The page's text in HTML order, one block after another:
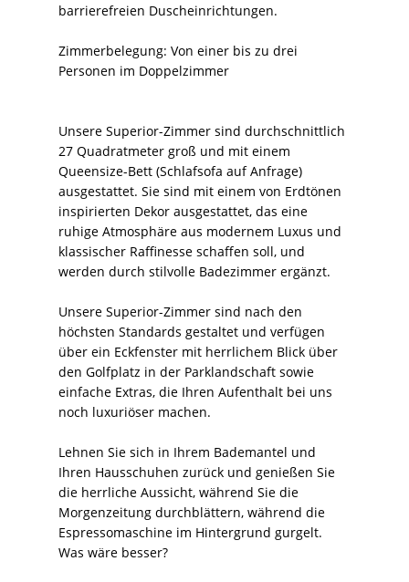
barrierefreien Duscheinrichtungen.
Zimmerbelegung: Von einer bis zu drei
Personen im Doppelzimmer
Unsere Superior-Zimmer sind durchschnittlich
27 Quadratmeter groß und mit einem
Queensize-Bett (Schlafsofa auf Anfrage)
ausgestattet. Sie sind mit einem von Erdtönen
inspirierten Dekor ausgestattet, das eine
ruhige Atmosphäre aus modernem Luxus und
klassischer Raffinesse schaffen soll, und
werden durch stilvolle Badezimmer ergänzt.
Unsere Superior-Zimmer sind nach den
höchsten Standards gestaltet und verfügen
über ein Eckfenster mit herrlichem Blick über
den Golfplatz in der Parklandschaft sowie
einfache Extras, die Ihren Aufenthalt bei uns
noch luxuriöser machen.
Lehnen Sie sich in Ihrem Bademantel und
Ihren Hausschuhen zurück und genießen Sie
die herrliche Aussicht, während Sie die
Morgenzeitung durchblättern, während die
Espressomaschine im Hintergrund gurgelt.
Was wäre besser?